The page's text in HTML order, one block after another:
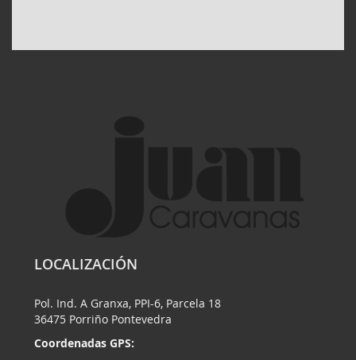
LOCALIZACIÓN
Pol. Ind. A Granxa, PPI-6, Parcela 18
36475 Porriño Pontevedra
Coordenadas GPS: